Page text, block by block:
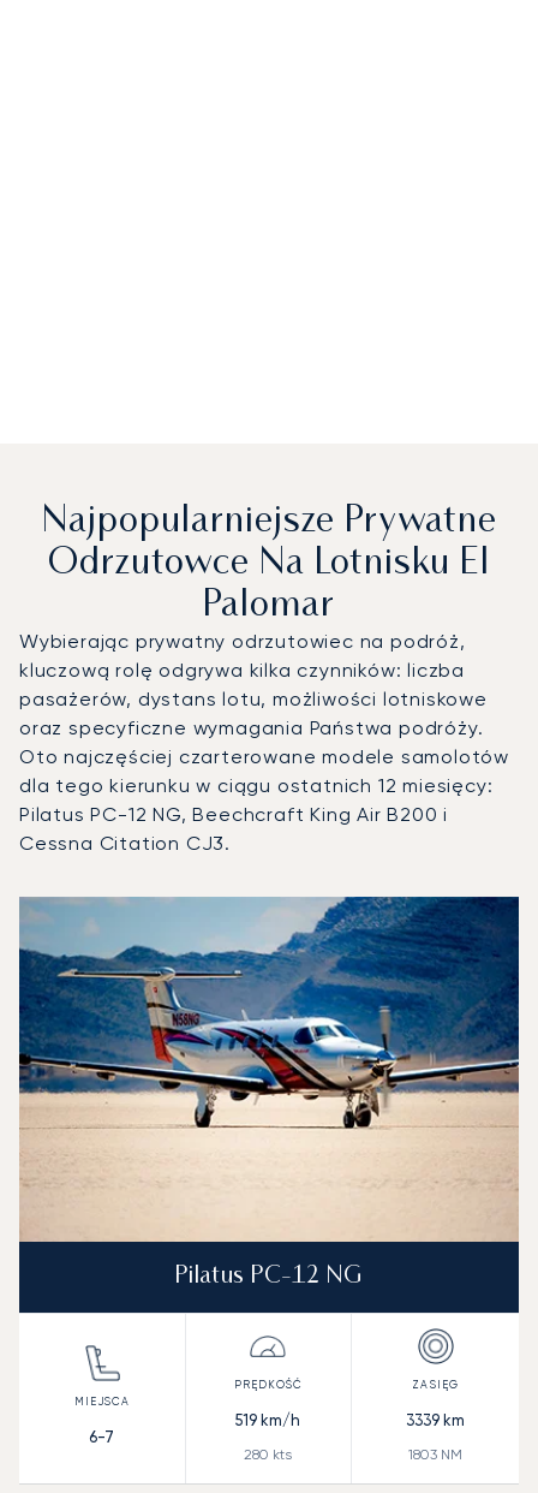
Najpopularniejsze Prywatne
Odrzutowce Na Lotnisku El
Palomar
Wybierając prywatny odrzutowiec na podróż,
kluczową rolę odgrywa kilka czynników: liczba
pasażerów, dystans lotu, możliwości lotniskowe
oraz specyficzne wymagania Państwa podróży.
Oto najczęściej czarterowane modele samolotów
dla tego kierunku w ciągu ostatnich 12 miesięcy:
Pilatus PC-12 NG, Beechcraft King Air B200 i
Cessna Citation CJ3.
Zdjęcie samolotu
Model samolotu
Miejsca
Prędkość (km/h)
Prędkość (węzły)Zasięg (km)
Zasięg (NM)
Pilatus PC-12 NG
6-7
519 km/h
280 kts
3339 km
1803 NM